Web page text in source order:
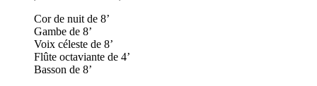
Cor de nuit de 8’
Gambe de 8’
Voix céleste de 8’
Flûte octaviante de 4’
Basson de 8’